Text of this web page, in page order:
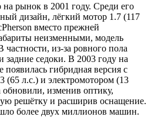
рынок в 2001 году. Среди его
дизайн, лёгкий мотор 1.7 (117
вместо прежней
неизменными, модель
частности, из-за ровного пола
седоки. В 2003 году на
гибридная версия с
(65 л.с.) и электромотором (13
изменив оптику,
решётку и расширив оснащение.
более двух миллионов машин.